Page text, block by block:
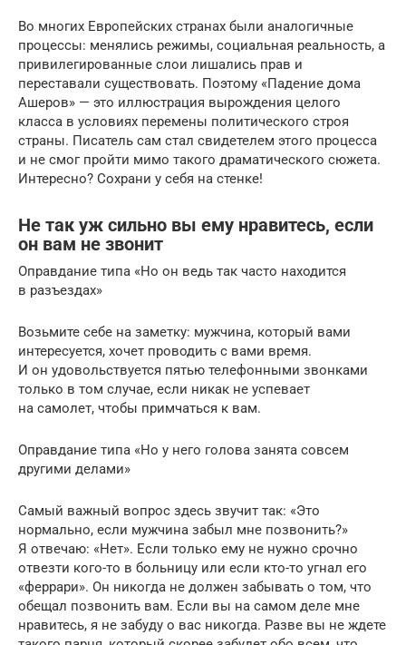
Во многих Европейских странах были аналогичные
процессы: менялись режимы, социальная реальность, а
привилегированные слои лишались прав и
переставали существовать. Поэтому «Падение дома
Ашеров» — это иллюстрация вырождения целого
класса в условиях перемены политического строя
страны. Писатель сам стал свидетелем этого процесса
и не смог пройти мимо такого драматического сюжета.
Интересно? Сохрани у себя на стенке!
Не так уж сильно вы ему нравитесь, если
он вам не звонит
Оправдание типа «Но он ведь так часто находится
в разъездах»
Возьмите себе на заметку: мужчина, который вами
интересуется, хочет проводить с вами время.
И он удовольствуется пятью телефонными звонками
только в том случае, если никак не успевает
на самолет, чтобы примчаться к вам.
Оправдание типа «Но у него голова занята совсем
другими делами»
Самый важный вопрос здесь звучит так: «Это
нормально, если мужчина забыл мне позвонить?»
Я отвечаю: «Нет». Если только ему не нужно срочно
отвезти кого-то в больницу или если кто-то угнал его
«феррари». Он никогда не должен забывать о том, что
обещал позвонить вам. Если вы на самом деле мне
нравитесь, я не забуду о вас никогда. Разве вы не ждете